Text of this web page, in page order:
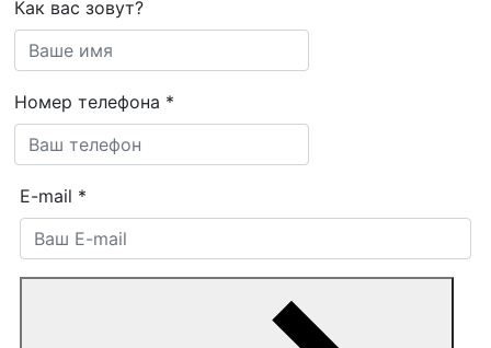
Как вас зовут?
Номер телефона *
E-mail *